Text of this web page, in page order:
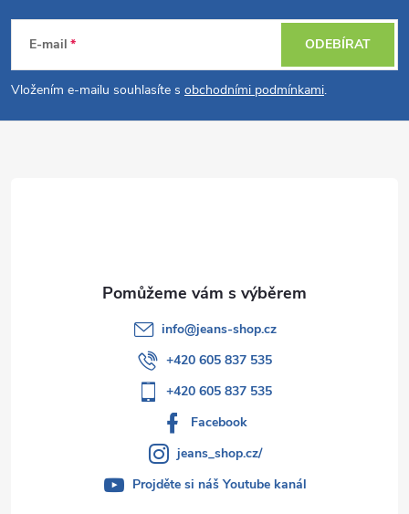
p
a
E-mail
Vložením e-mailu souhlasíte s obchodními podmínkami.
ODEBÍRAT
info@jeans-shop.cz
+420 605 837 535
+420 605 837 535
Facebook
jeans_shop.cz/
Projděte si náš Youtube kanál